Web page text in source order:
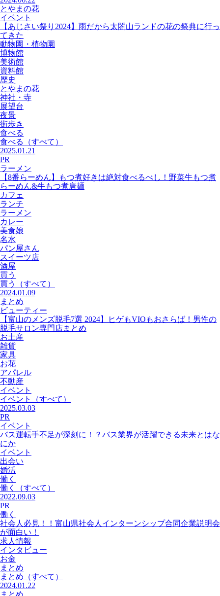
とやまの花
イベント
【あじさい祭り2024】雨だから太閤山ランドの花の祭典に行っ
てきた
動物園・植物園
博物館
美術館
資料館
歴史
とやまの花
神社・寺
展望台
夜景
街歩き
食べる
食べる
（すべて）
2025.01.21
PR
ラーメン
【8番らーめん】もつ煮好きは絶対食べるべし！野菜牛もつ煮
らーめん&牛もつ煮唐麺
カフェ
ランチ
ラーメン
カレー
美食娘
名水
パン屋さん
スイーツ店
酒屋
買う
買う
（すべて）
2024.01.09
まとめ
ビューティー
【富山のメンズ脱毛7選 2024】ヒゲもVIOもおさらば！男性の
脱毛サロン専門店まとめ
お土産
雑貨
家具
お花
アパレル
不動産
イベント
イベント
（すべて）
2025.03.03
PR
イベント
バス運転手不足が深刻に！？バス業界が活躍できる未来とはな
にか
イベント
出会い
婚活
働く
働く
（すべて）
2022.09.03
PR
働く
社会人必見！！富山県社会人インターンシップ合同企業説明会
が面白い！
求人情報
インタビュー
お金
まとめ
まとめ （すべて）
2024.01.22
まとめ